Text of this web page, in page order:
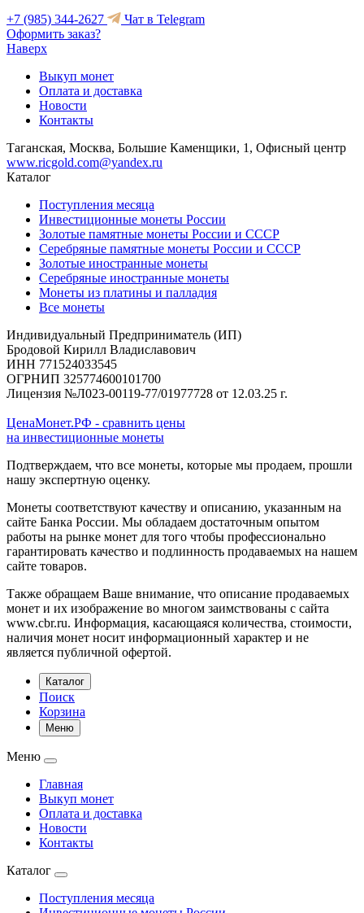
+7 (985) 344-2627
Чат в Telegram
Оформить заказ?
Наверх
Выкуп монет
Оплата и доставка
Новости
Контакты
Таганская, Москва, Большие Каменщики, 1, Офисный центр
www.ricgold.com@yandex.ru
Каталог
Поступления месяца
Инвестиционные монеты России
Золотые памятные монеты России и СССР
Серебряные памятные монеты России и СССР
Золотые иностранные монеты
Серебряные иностранные монеты
Монеты из платины и палладия
Все монеты
Индивидуальный Предприниматель (ИП)
Бродовой Кирилл Владиславович
ИНН 771524033545
ОГРНИП 325774600101700
Лицензия №Л023-00119-77/01977728 от 12.03.25 г.
ЦенаМонет.РФ - сравнить цены
на инвестиционные монеты
Подтверждаем, что все монеты, которые мы продаем, прошли
нашу экспертную оценку.
Монеты соответствуют качеству и описанию, указанным на
сайте Банка России. Мы обладаем достаточным опытом
работы на рынке монет для того чтобы профессионально
гарантировать качество и подлинность продаваемых на нашем
сайте товаров.
Также обращаем Ваше внимание, что описание продаваемых
монет и их изображение во многом заимствованы с сайта
www.cbr.ru. Информация, касающаяся количества, стоимости,
наличия монет носит информационный характер и не
является публичной офертой.
Каталог
Поиск
Корзина
Меню
Меню
Главная
Выкуп монет
Оплата и доставка
Новости
Контакты
Каталог
Поступления месяца